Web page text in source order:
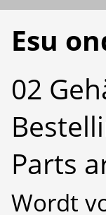
Esu
02
Parts
Wordt